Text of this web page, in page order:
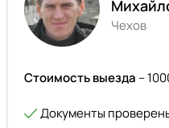
Чехов
Стоимость выезда –
Документы